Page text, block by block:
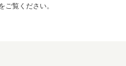
ご覧ください。